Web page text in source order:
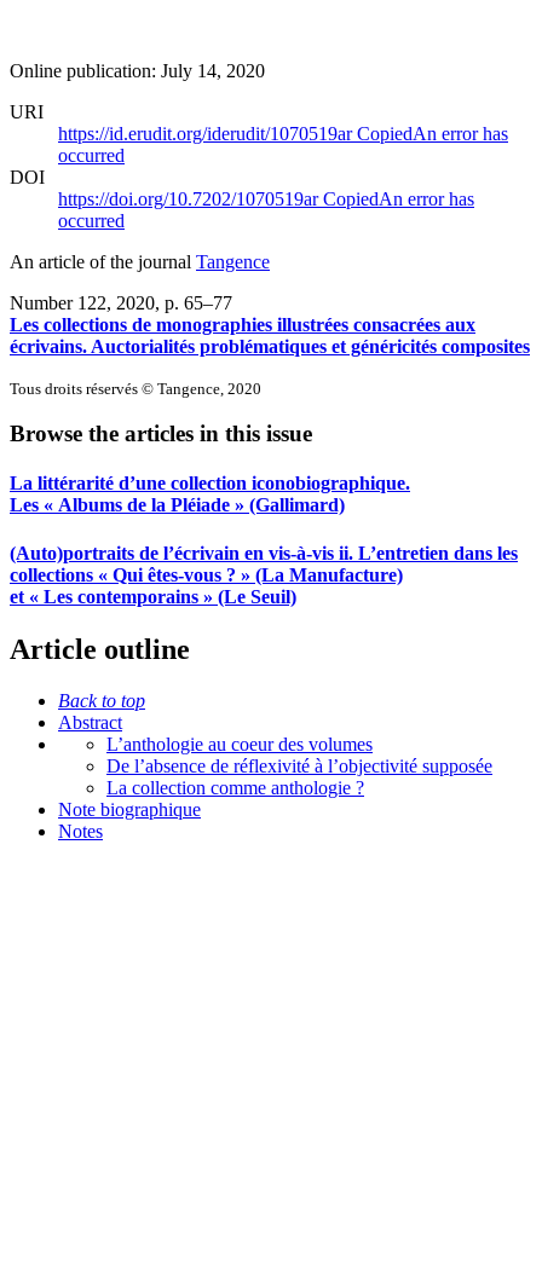
Online publication: July 14, 2020
URI
https://id.erudit.org/iderudit/1070519arCopiedAn error has
occurred
DOI
https://doi.org/10.7202/1070519arCopiedAn error has
occurred
An article of the journal Tangence
Number 122, 2020, p. 65–77
Les collections de monographies illustrées consacrées aux
écrivains. Auctorialités problématiques et généricités composites
Tous droits réservés © Tangence, 2020
Browse the articles in this issue
La littérarité d’une collection iconobiographique.
Les « Albums de la Pléiade » (Gallimard)
(Auto)portraits de l’écrivain en vis-à-vis ii. L’entretien dans les
collections « Qui êtes-vous ? » (La Manufacture)
et « Les contemporains » (Le Seuil)
Article outline
Back to top
Abstract
L’anthologie au coeur des volumes
De l’absence de réflexivité à l’objectivité supposée
La collection comme anthologie ?
Note biographique
Notes